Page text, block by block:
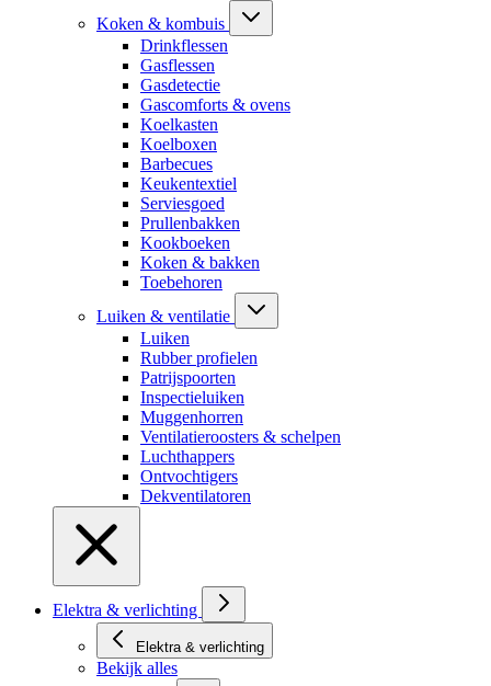
Koken & kombuis
Drinkflessen
Gasflessen
Gasdetectie
Gascomforts & ovens
Koelkasten
Koelboxen
Barbecues
Keukentextiel
Serviesgoed
Prullenbakken
Kookboeken
Koken & bakken
Toebehoren
Luiken & ventilatie
Luiken
Rubber profielen
Patrijspoorten
Inspectieluiken
Muggenhorren
Ventilatieroosters & schelpen
Luchthappers
Ontvochtigers
Dekventilatoren
Elektra & verlichting
Elektra & verlichting
Bekijk alles